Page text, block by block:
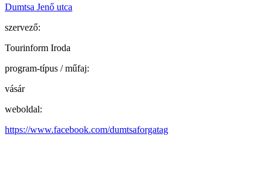
Dumtsa Jenő utca
szervező:
Tourinform Iroda
program-típus / műfaj:
vásár
weboldal:
https://www.facebook.com/dumtsaforgatag